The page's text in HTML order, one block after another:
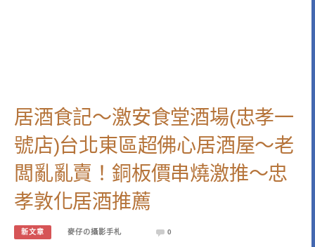
居酒食記～激安食堂酒場(忠孝一
號店)台北東區超佛心居酒屋～老
闆亂亂賣！銅板價串燒激推～忠
孝敦化居酒推薦
新文章 麥仔の攝影手札 0